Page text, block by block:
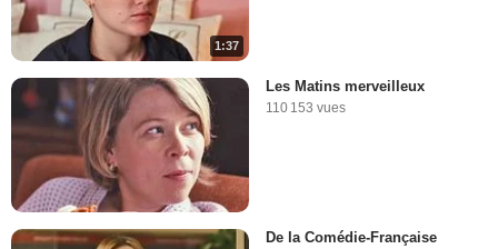
1:37
Les Matins merveilleux
110 153 vues
De la Comédie-Française